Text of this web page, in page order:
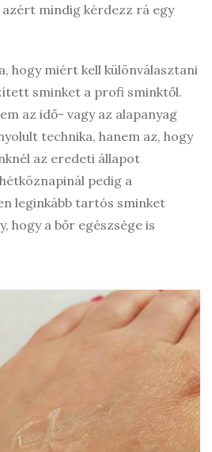
mindig kérdezz rá egy
hogy miért kell különválasztani
sminket a profi sminktől.
az idő- vagy az alapanyag
technika, hanem az, hogy
az eredeti állapot
pedig a
leginkább tartós sminket
hogy a bőr egészsége is